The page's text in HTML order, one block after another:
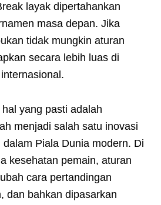
layak dipertahankan
masa depan. Jika
tidak mungkin aturan
secara lebih luas di
yang pasti adalah
menjadi salah satu inovasi
Piala Dunia modern. Di
kesehatan pemain, aturan
cara pertandingan
dan bahkan dipasarkan